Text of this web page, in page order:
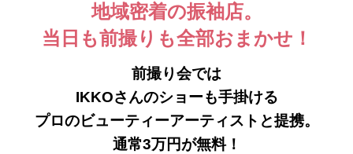
地域密着の振袖店。
当日も前撮りも全部おまかせ！
前撮り会では
IKKOさんのショーも手掛ける
プロのビューティーアーティストと提携。
通常3万円が無料！